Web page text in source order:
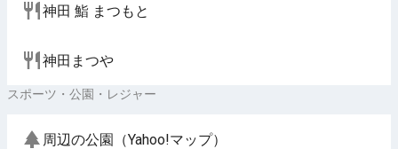
神田 鮨 まつもと
神田まつや
スポーツ・公園・レジャー
周辺の公園（Yahoo!マップ）